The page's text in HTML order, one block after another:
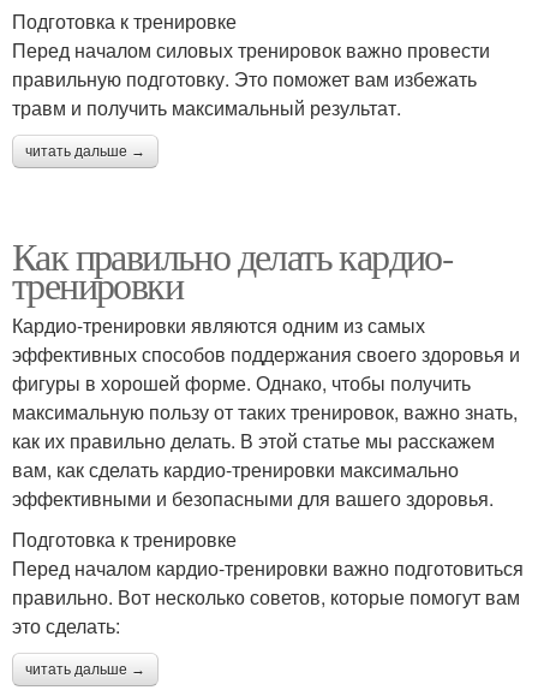
Подготовка к тренировке
Перед началом силовых тренировок важно провести
правильную подготовку. Это поможет вам избежать
травм и получить максимальный результат.
читать дальше →
Как правильно делать кардио-
тренировки
Кардио-тренировки являются одним из самых
эффективных способов поддержания своего здоровья и
фигуры в хорошей форме. Однако, чтобы получить
максимальную пользу от таких тренировок, важно знать,
как их правильно делать. В этой статье мы расскажем
вам, как сделать кардио-тренировки максимально
эффективными и безопасными для вашего здоровья.
Подготовка к тренировке
Перед началом кардио-тренировки важно подготовиться
правильно. Вот несколько советов, которые помогут вам
это сделать:
читать дальше →